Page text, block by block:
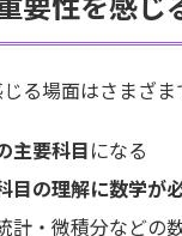
る場面はさまざま
主要科目 になる
目の理解に数学が
計・微積分などの